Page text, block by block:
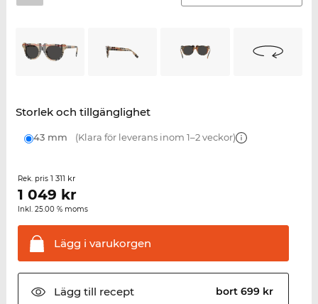
Storlek och tillgänglighet
43 mm (Klara för leverans inom 1–2 veckor)
Rek. pris 1 311 kr
1 049 kr
Inkl. 25.00 % moms
Lägg i varukorgen
Lägg till recept bort 699 kr